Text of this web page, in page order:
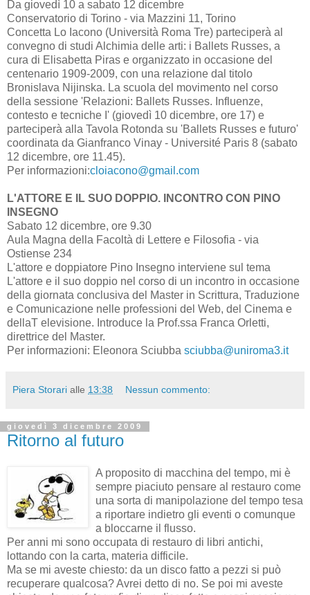
Da giovedì 10 a sabato 12 dicembre
Conservatorio di Torino - via Mazzini 11, Torino
Concetta Lo Iacono (Università Roma Tre) parteciperà al
convegno di studi Alchimia delle arti: i Ballets Russes, a
cura di Elisabetta Piras e organizzato in occasione del
centenario 1909-2009, con una relazione dal titolo
Bronislava Nijinska. La scuola del movimento nel corso
della sessione 'Relazioni: Ballets Russes. Influenze,
contesto e tecniche I' (giovedì 10 dicembre, ore 17) e
parteciperà alla Tavola Rotonda su 'Ballets Russes e futuro'
coordinata da Gianfranco Vinay - Université Paris 8 (sabato
12 dicembre, ore 11.45).
Per informazioni:cloiacono@gmail.com
L'ATTORE E IL SUO DOPPIO. INCONTRO CON PINO
INSEGNO
Sabato 12 dicembre, ore 9.30
Aula Magna della Facoltà di Lettere e Filosofia - via
Ostiense 234
L'attore e doppiatore Pino Insegno interviene sul tema
L'attore e il suo doppio nel corso di un incontro in occasione
della giornata conclusiva del Master in Scrittura, Traduzione
e Comunicazione nelle professioni del Web, del Cinema e
dellaT elevisione. Introduce la Prof.ssa Franca Orletti,
direttrice del Master.
Per informazioni: Eleonora Sciubba sciubba@uniroma3.it
Piera Storari alle 13:38 Nessun commento:
giovedì 3 dicembre 2009
Ritorno al futuro
A proposito di macchina del tempo, mi è
sempre piaciuto pensare al restauro come
una sorta di manipolazione del tempo tesa
a riportare indietro gli eventi o comunque
a bloccarne il flusso.
Per anni mi sono occupata di restauro di libri antichi,
lottando con la carta, materia difficile.
Ma se mi aveste chiesto: da un disco fatto a pezzi si può
recuperare qualcosa? Avrei detto di no. Se poi mi aveste